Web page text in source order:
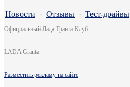
Новости · Отзывы · Тест-драйвы
Официальный Лада Гранта Клуб
LADA Granta
Разместить рекламу на сайте